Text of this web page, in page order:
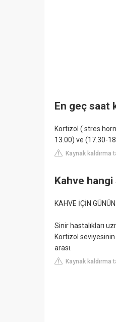
En geç saat
Kortizol ( stres
13.00) ve (17.30-
Kaynak kaldırma
Kahve
KAHVE İÇİN
Sinir hastalıkları
Kortizol
arası.
Kaynak kaldırma